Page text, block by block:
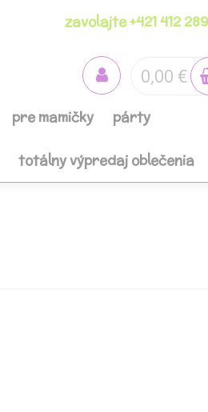
zavolajte +421 412
0,00 €
pre mamičky párty
totálny výpredaj oblečenia